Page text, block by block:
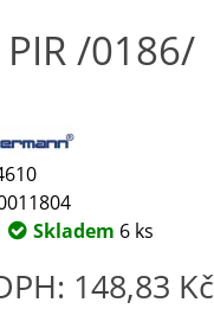
/0186/
Skladem 6 ks
148,83 Kč